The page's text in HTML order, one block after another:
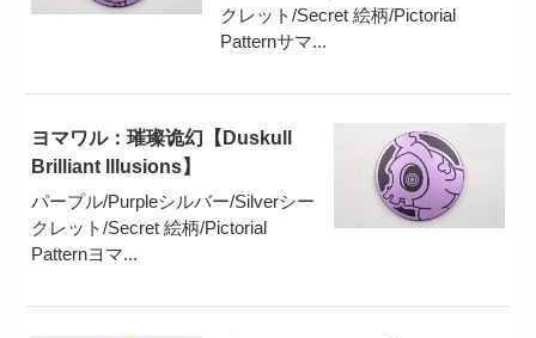
クレット/Secret 絵柄/Pictorial
Patternサマ...
ヨマワル：璀璨诡幻【Duskull
Brilliant Illusions】
パープル/Purpleシルバー/Silverシー
クレット/Secret 絵柄/Pictorial
Patternヨマ...